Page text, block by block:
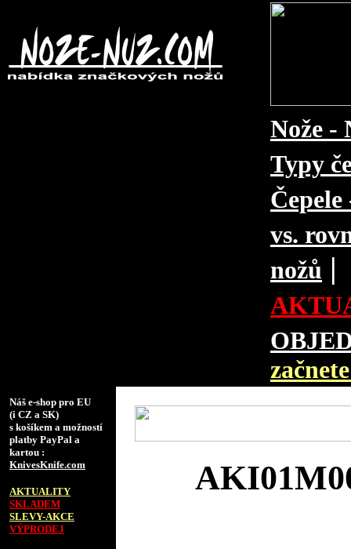
Nože -
Typy
vs.
nožů |
Náš e-shop pro EU
(i CZ a SK)
s košíkem a možností
platby PayPal a
kartou :
KnivesKnife.com
AKTUALITY
SKLADEM
SLEVY-AKCE
VÝPRODEJ